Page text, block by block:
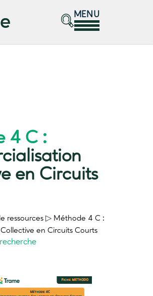
MENU
4 C :
en Circuits
ressources ▷ Méthode 4 C :
en Circuits Courts